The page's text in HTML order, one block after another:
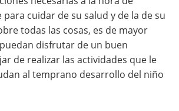
cuidar de su salud y de la de su
todas las cosas, es de mayor
disfrutar de un buen
de realizar las actividades que le
al temprano desarrollo del niño